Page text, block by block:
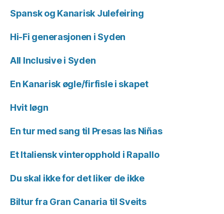
Spansk og Kanarisk Julefeiring
Hi-Fi generasjonen i Syden
All Inclusive i Syden
En Kanarisk øgle/firfisle i skapet
Hvit løgn
En tur med sang til Presas las Niñas
Et Italiensk vinteropphold i Rapallo
Du skal ikke for det liker de ikke
Biltur fra Gran Canaria til Sveits